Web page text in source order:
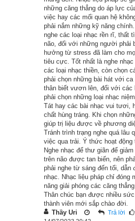
hoang này xong thì một năm ông
Nếu tôi tặng ông 500 lượng bạc,
không dời tảng đá này đi chỗ khác,
– Tại sao? Ông nông phu ngạc nhiên
tâm đến việc này như thế?
Lão già bỗng lắc mình một cái, biến
đẹp đẽ, y phục lộng lẫy, nói với người
– Ta là người cõi trời xuống đây,
này. Lúc ấy ở gần nhà ta có một
ngôi chùa, vật liệu chi cũng có đủ, chỉ
làm chân cột nơi móng nhà. Vừa
trắng để giặt áo, là gia bảo của tổ tiên
mà ông lão đang cần. Tuy ta không
Phật, song ta rõ biết giúp người là
đem tảng đá ấy mà tặng cho ông
những căng thẳng do áp lực
việc hay các mối quan hệ
phải nắm những kỹ năng
nghe các loại nhạc rền rĩ, thất
não, đối với những người phải
hưởng từ stress đã làm cho
tiêu cực. Tốt nhất là nghe
các loại nhạc thiền, còn chọn
phải chọn những bài hát với
thân biết vươn lên, đối với các
phải chọn những loại nhạc
Tát hay các bài nhạc vui tươi,
chất hùng tráng. Khi chọn
giúp trị liệu được về phương
Tránh trình trạng nghe quá lâu
việc qua trải. Ý thức hoạt
Nghe nhạc để thư giãn để
trên não được tan biến, nên
phải nghe từ sáng đến tối, dẫn
nhạc. Nhạc liệu pháp chỉ đóng
năng giải phóng các căng
Thân chúc bạn được nhiều
thành viên mới sắp chào đời.
Thầy Uri
Trả lời